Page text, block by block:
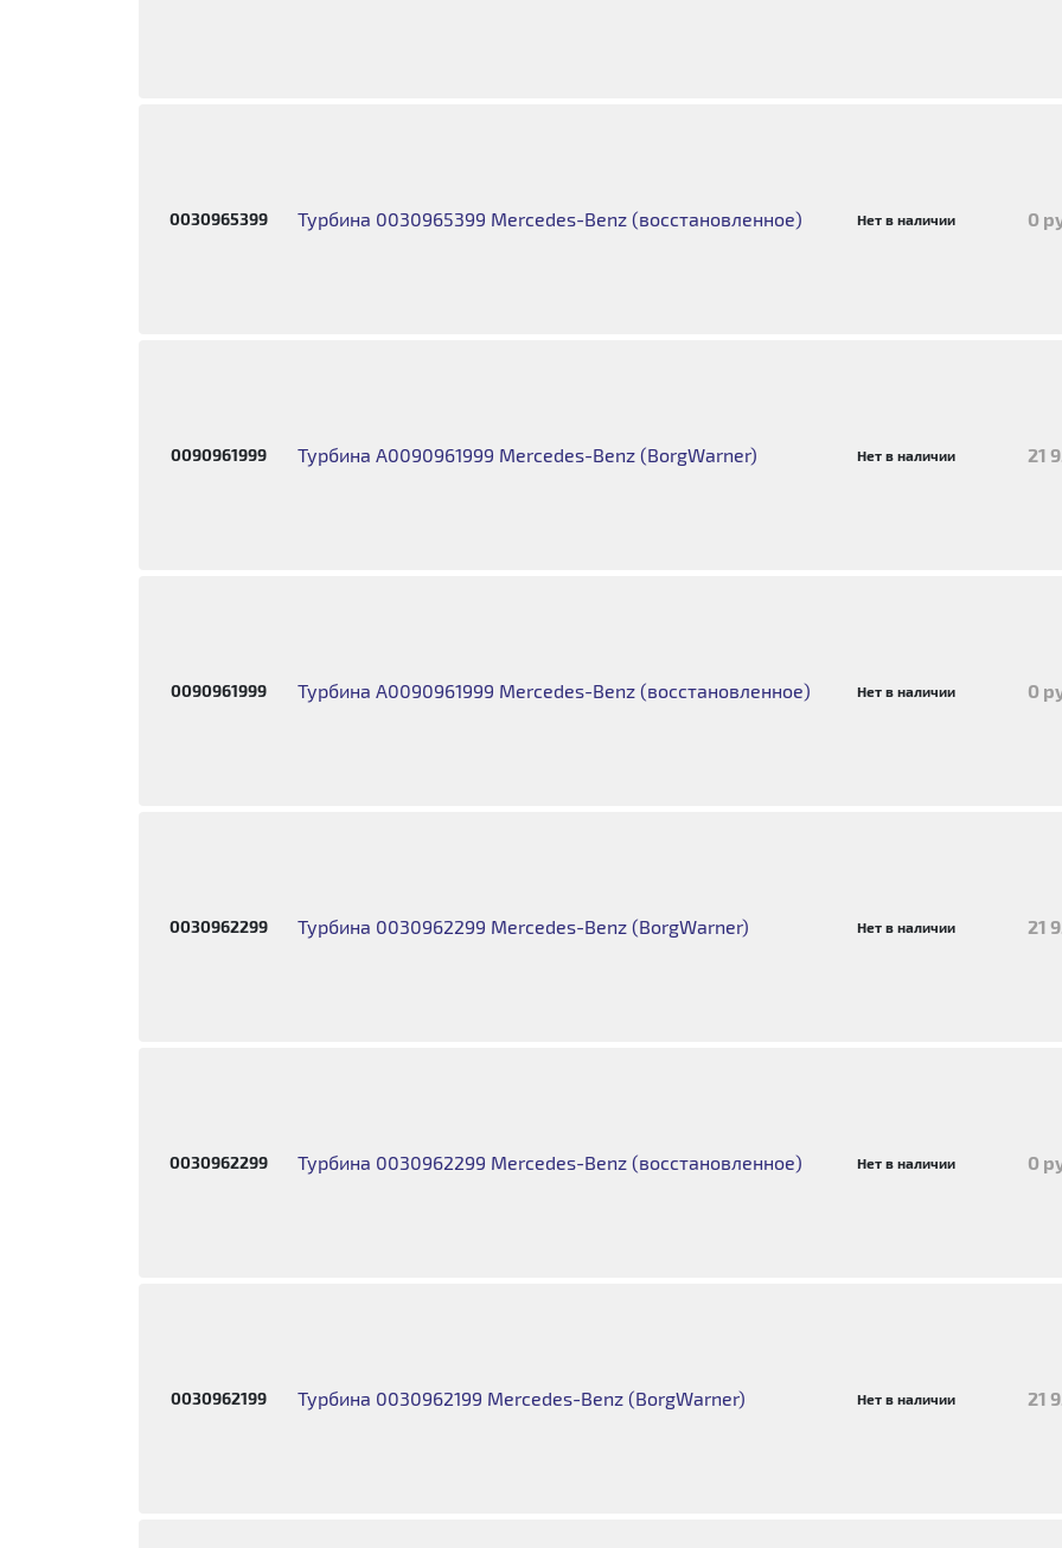
0030965399 Турбина 0030965399 Mercedes-Benz (восстановленное) Нет в наличии 0
0090961999 Турбина A0090961999 Mercedes-Benz (BorgWarner) Нет в наличии 21
0090961999 Турбина A0090961999 Mercedes-Benz (восстановленное) Нет в наличии 0
0030962299 Турбина 0030962299 Mercedes-Benz (BorgWarner) Нет в наличии 21
0030962299 Турбина 0030962299 Mercedes-Benz (восстановленное) Нет в наличии 0
0030962199 Турбина 0030962199 Mercedes-Benz (BorgWarner) Нет в наличии 21